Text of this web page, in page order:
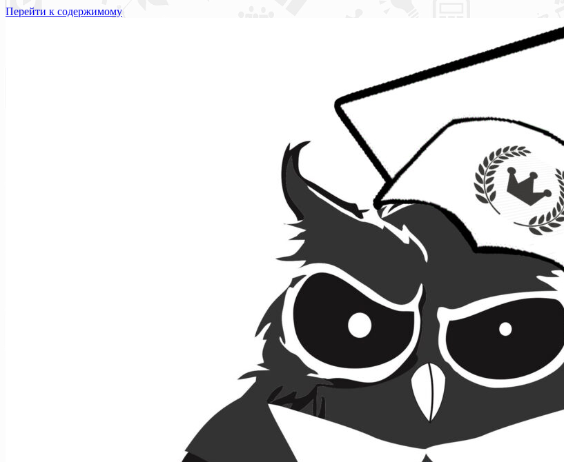
Перейти к содержимому